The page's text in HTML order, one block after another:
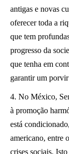
antigas e novas
oferecer toda a
que tem
progresso da
que tenha em
garantir um porvir
4. No México,
à promoção
está
americano, entre
crises sociais. Isto